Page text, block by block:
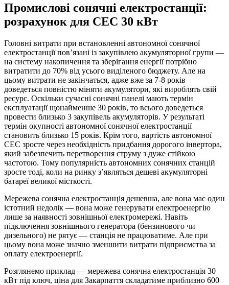
Промислові сонячні електростанції:
розрахунок для СЕС 30 кВт
Головні витрати при встановленні автономної сонячної
електростанції пов’язані із закупівлею акумуляторної групи —
на систему накопичення та зберігання енергії потрібно
витратити до 70% від усього виділеного бюджету. Але на
цьому витрати не закінчаться, адже вже за 7-8 років
доведеться повністю міняти акумулятори, які вироблять свій
ресурс. Оскільки сучасні сонячні панелі мають термін
експлуатації щонайменше 30 років, то всього доведеться
провести близько 3 закупівель акумуляторів. У результаті
термін окупності автономної сонячної електростанції
становить близько 15 років. Крім того, вартість автономної
СЕС зросте через необхідність придбання дорогого інвертора,
який забезпечить перетворення струму з дуже стійкою
частотою. Тому популярність автономних сонячних станцій
зросте тоді, коли на ринку з’являться дешеві акумуляторні
батареї великої місткості.
Мережева сонячна електростанція дешевша, але вона має один
істотний недолік — вона може генерувати електроенергію
лише за наявності зовнішньої електромережі. Навіть
підключення зовнішнього генератора (бензинового чи
дизельного) не рятує — станція не працюватиме. Але при
цьому вона може значно зменшити витрати підприємства за
оплату електроенергії.
Розглянемо приклад — мережева сонячна електростанція 30
кВт під ключ, ціна для Закарпаття складатиме приблизно 600